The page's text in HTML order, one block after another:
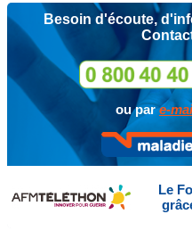
Besoin d'écoute,
ou pare-
Le